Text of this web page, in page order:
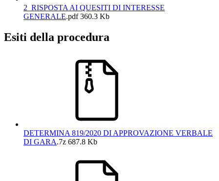
2_RISPOSTA AI QUESITI DI INTERESSE
GENERALE.pdf360.3 Kb
Esiti della procedura
DETERMINA 819/2020 DI APPROVAZIONE VERBALE
DI GARA.7z 687.8 Kb